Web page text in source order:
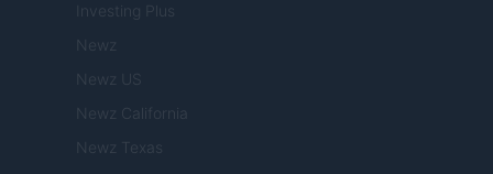
Investing Plus
Newz
Newz US
Newz California
Newz Texas